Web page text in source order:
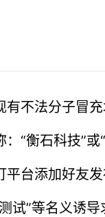
有不法分子冒
“衡石科技”或
平台添加好友
试”等名义诱